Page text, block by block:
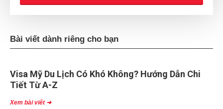
Bài viết dành riêng cho bạn
Visa Mỹ Du Lịch Có Khó Không? Hướng Dẫn Chi
Tiết Từ A-Z
Xem bài viết ➜